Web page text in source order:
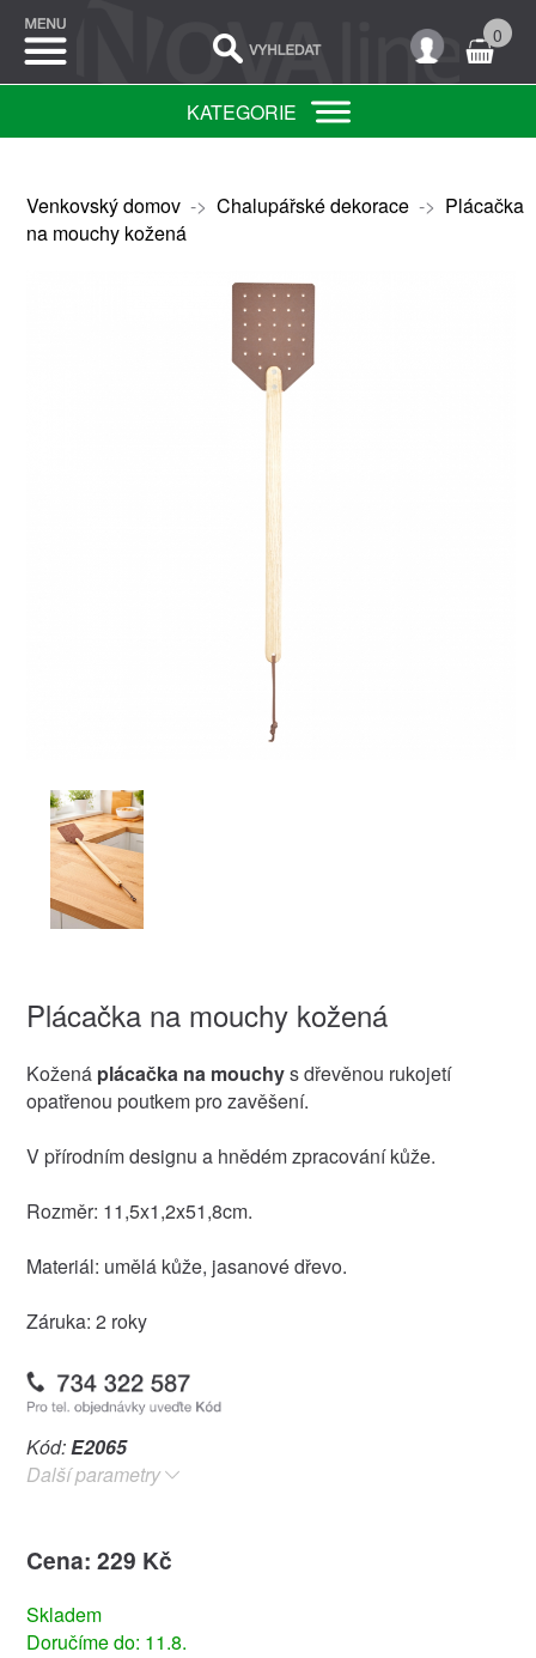
0
KATEGORIE
Venkovský domov-> Chalupářské dekorace-> Plácačka
na mouchy kožená
Plácačka na mouchy kožená
Kožená plácačka na mouchys dřevěnou rukojetí
opatřenou poutkem pro zavěšení.
V přírodním designu a hnědém zpracování kůže.
Rozměr: 11,5x1,2x51,8cm.
Materiál: umělá kůže, jasanové dřevo.
Záruka: 2 roky
Kód:E2065
Další parametry
Cena: 229 Kč
Skladem
Doručíme do: 11.8.